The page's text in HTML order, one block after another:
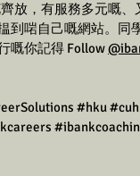
放，有服務多元嘅
到啱自己嘅網站。同
嘅你記得 Follow
#hku